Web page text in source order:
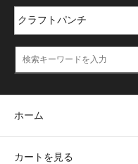
ホーム
カートを見る